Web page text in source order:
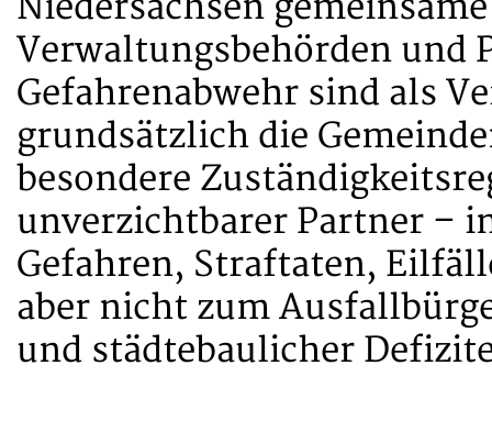
Niedersachsen
Verwaltungsbehörden und
Gefahrenabwehr sind als
grundsätzlich die
besondere
unverzichtbarer Partner –
Gefahren, Straftaten,
aber nicht zum
und städtebaulicher